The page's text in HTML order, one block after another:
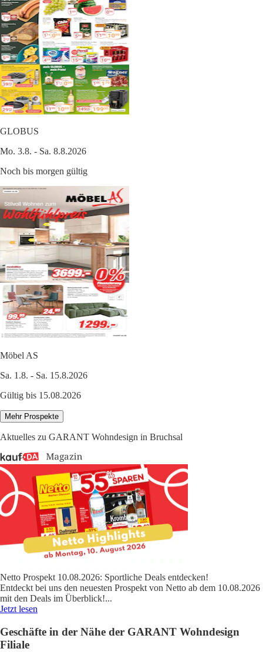
GLOBUS
Mo. 3.8. - Sa. 8.8.2026
Noch bis morgen gültig
Möbel AS
Sa. 1.8. - Sa. 15.8.2026
Gültig bis 15.08.2026
Mehr Prospekte
Aktuelles zu GARANT Wohndesign in Bruchsal
Netto Prospekt 10.08.2026: Sportliche Deals entdecken!
Entdeckt bei uns den neuesten Prospekt von Netto ab dem 10.08.2026
mit den Deals im Überblick!...
Jetzt lesen
Geschäfte in der Nähe der GARANT Wohndesign
Filiale